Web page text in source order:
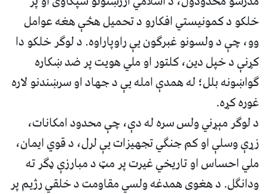
خلکو د کمونيستي افکارو د تحميل هڅې هغه عوامل
وو، چې د ولسونو غبرګون يې راوپاراوه. د لوګر خلکو دا
کړنې د خپل دين، کلتور او ملي هويت پر ضد ښکاره
ګواښونه بلل؛ له همدې امله يې د جهاد او سرښندنو لاره
غوره کړه.
د لوګر مېړني ولس سره له دې، چې محدود امکانات،
زړې وسلې او کم جنګي تجهيزات يې لرل، د قوي ايمان،
ملي احساس او تاريخي غيرت پر مټ د مبارزې ډګر ته
ودانګل. د هغوی همدغه ولسي مقاومت د خلقي رژيم پر